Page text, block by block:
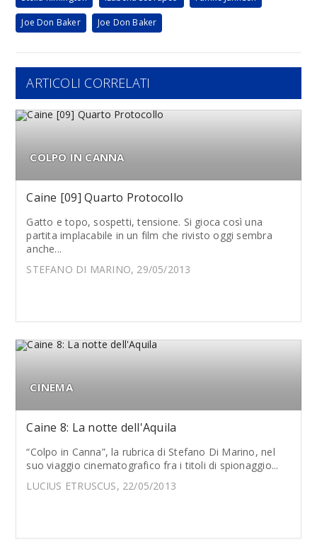
Joe Don Baker Joe Don Baker
ARTICOLI CORRELATI
COLPO IN CANNA
Caine [09] Quarto Protocollo
Gatto e topo, sospetti, tensione. Si gioca così una
partita implacabile in un film che rivisto oggi sembra
anche...
STEFANO DI MARINO, 29/05/2013
CINEMA
Caine 8: La notte dell'Aquila
“Colpo in Canna”, la rubrica di Stefano Di Marino, nel
suo viaggio cinematografico fra i titoli di spionaggio...
LUCIUS ETRUSCUS, 22/05/2013